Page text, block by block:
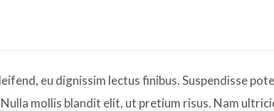
eu dignissim lectus finibus. Suspendisse
mollis blandit elit, ut pretium risus. Nam